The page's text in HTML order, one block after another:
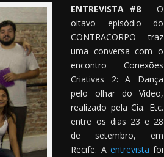
ENTREVISTA #8– O
oitavo episódio do
CONTRACORPO traz
uma conversa com o
encontro Conexões
Criativas 2: A Dança
pelo olhar do Vídeo,
realizado pela Cia. Etc.
entre os dias 23 e 28
de setembro, em
Recife. A entrevista foi